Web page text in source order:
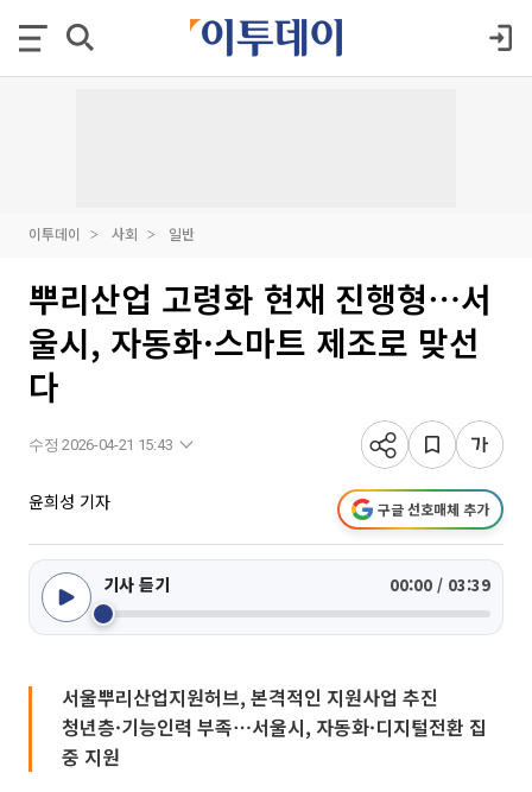
이투데이 사회 일반
뿌리산업 고령화 현재 진행형⋯서
울시, 자동화·스마트 제조로 맞선
다
수정 2026-04-21 15:43
윤희성 기자 구글 선호매체 추가
기사 듣기 00:00 / 03:39
서울뿌리산업지원허브, 본격적인 지원사업 추진
청년층·기능인력 부족⋯서울시, 자동화·디지털전환 집
중 지원